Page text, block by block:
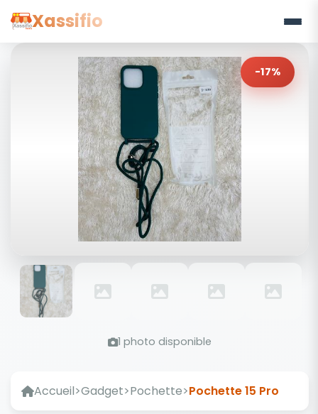
Xassifio
-17%
1 photo disponible
Accueil>Gadget>Pochette>Pochette 15 Pro